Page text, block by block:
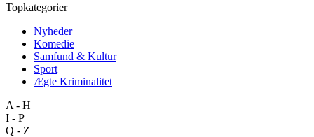
Topkategorier
Nyheder
Komedie
Samfund & Kultur
Sport
Ægte Kriminalitet
A - H
I - P
Q - Z